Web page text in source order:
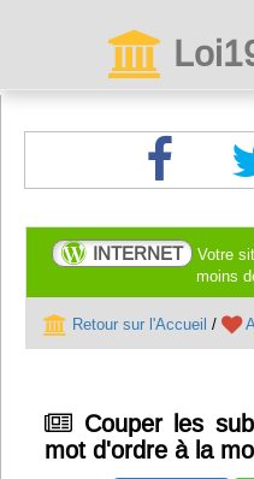
Abonnez-vous à
Menu général
ServiceAsso
Partager
INTERNET Votre
moins
Retour sur l'Accueil /
Couper les
mot d'ordre à la